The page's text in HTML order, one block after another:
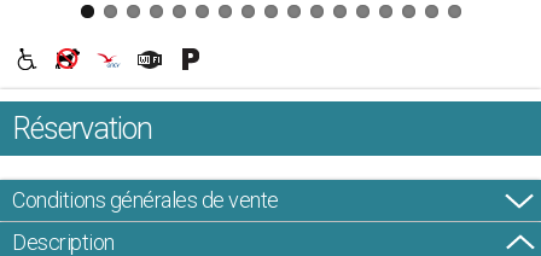
Réservation
Conditions générales de vente
Description